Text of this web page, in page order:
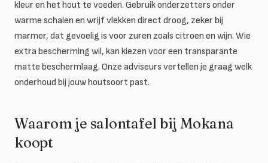
kleur en het hout te voeden. Gebruik onderzetters onder
warme schalen en wrijf vlekken direct droog, zeker bij
marmer, dat gevoelig is voor zuren zoals citroen en wijn. Wie
extra bescherming wil, kan kiezen voor een transparante
matte beschermlaag. Onze adviseurs vertellen je graag welk
onderhoud bij jouw houtsoort past.
Waarom je salontafel bij Mokana
koopt